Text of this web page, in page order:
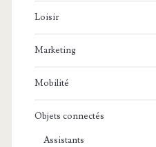
Loisir
Marketing
Mobilité
Objets connectés
Assistants